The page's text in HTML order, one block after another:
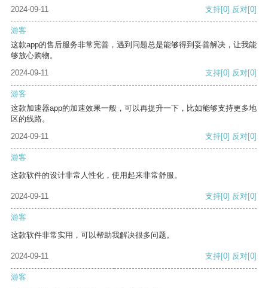
2024-09-11 支持[0] 反对[0]
游客
这款app的售后服务非常完善，遇到问题总是能够得到妥善解决，让我能
够放心购物。
2024-09-11
支持[0] 反对[0]
游客
这款加速器app的加速效果一般，可以再提升一下，比如能够支持更多地
区的线路。
2024-09-11
支持[0] 反对[0]
游客
这款软件的设计非常人性化，使用起来非常舒服。
2024-09-11 支持[0] 反对[0]
游客
这款软件非常实用，可以帮助我解决很多问题。
2024-09-11 支持[0] 反对[0]
游客